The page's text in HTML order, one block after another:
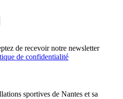
de recevoir notre newsletter
de confidentialité
sportives de Nantes et sa